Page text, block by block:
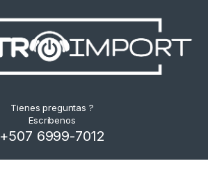
Tienes preguntas ?
Escribenos
+507 6999-7012